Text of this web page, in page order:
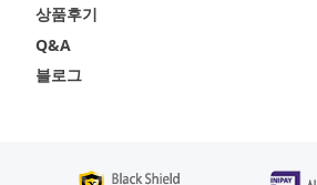
상품후기
Q&A
블로그